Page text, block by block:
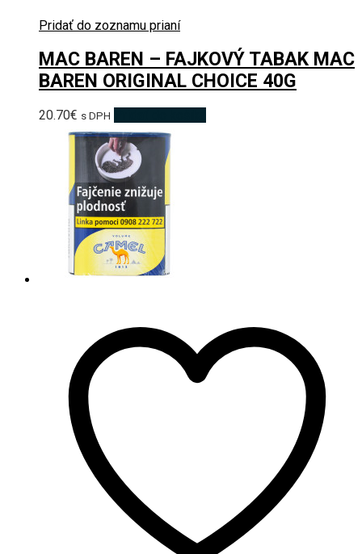
Pridať do zoznamu prianí
MAC BAREN – FAJKOVÝ TABAK MAC
BAREN ORIGINAL CHOICE 40G
20.70€ s DPH